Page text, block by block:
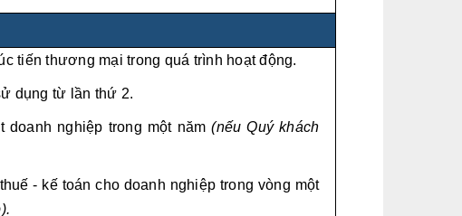
tiến thương mại trong quá trình hoạt động.
dụng từ lần thứ 2.
doanh nghiệp trong một năm(nếu Quý khách
- kế toán cho doanh nghiệp trong vòng một